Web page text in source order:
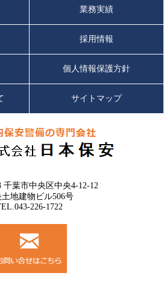
業務実績
採用情報
個人情報保護方針
サイトマップ
千葉市中央区中央4-12-12
地建物ビル506号
226-1722